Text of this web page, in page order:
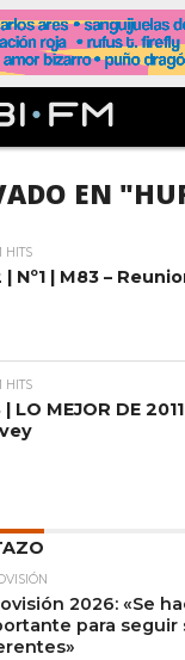
EN
HITS
| Nº1 | M83 –
HITS
LO MEJOR DE
2026: «Se
para seguir